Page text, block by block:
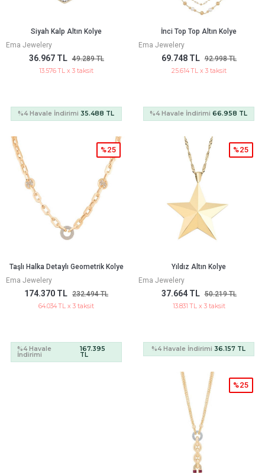
Siyah Kalp Altın Kolye
Ema Jewelery
36.967 TL 49.289 TL
13.576 TL x 3 taksit
%4 Havale İndirimi 35.488 TL
İnci Top Top Altın Kolye
Ema Jewelery
69.748 TL 92.998 TL
25.614 TL x 3 taksit
%4 Havale İndirimi66.958 TL
Taşlı Halka Detaylı Geometrik Kolye
Ema Jewelery
174.370 TL 232.494 TL
%25
64.034 TL x 3 taksit
%4 Havale
İndirimi
167.395
TL
Yıldız Altın Kolye
Ema Jewelery
37.664 TL 50.219 TL
%25
13.831 TL x 3 taksit
%4 Havale İndirimi 36.157 TL
%25